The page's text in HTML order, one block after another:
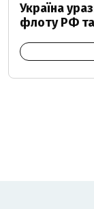
Україна
флоту РФ та